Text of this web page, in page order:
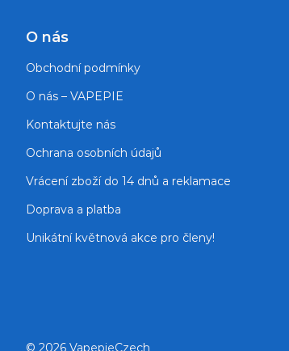
O nás
Obchodní podmínky
O nás – VAPEPIE
Kontaktujte nás
Ochrana osobních údajů
Vrácení zboží do 14 dnů a reklamace
Doprava a platba
Unikátní květnová akce pro členy!
© 2026 VapepieCzech